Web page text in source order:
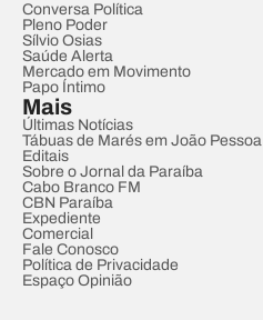
Conversa Política
Pleno Poder
Sílvio Osias
Saúde Alerta
Mercado em Movimento
Papo Íntimo
Mais
Últimas Notícias
Tábuas de Marés em João Pessoa
Editais
Sobre o Jornal da Paraíba
Cabo Branco FM
CBN Paraíba
Expediente
Comercial
Fale Conosco
Política de Privacidade
Espaço Opinião